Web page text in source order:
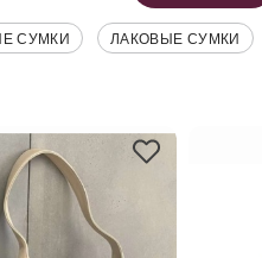
СУМКИ ЛАКОВЫЕ СУМКИ